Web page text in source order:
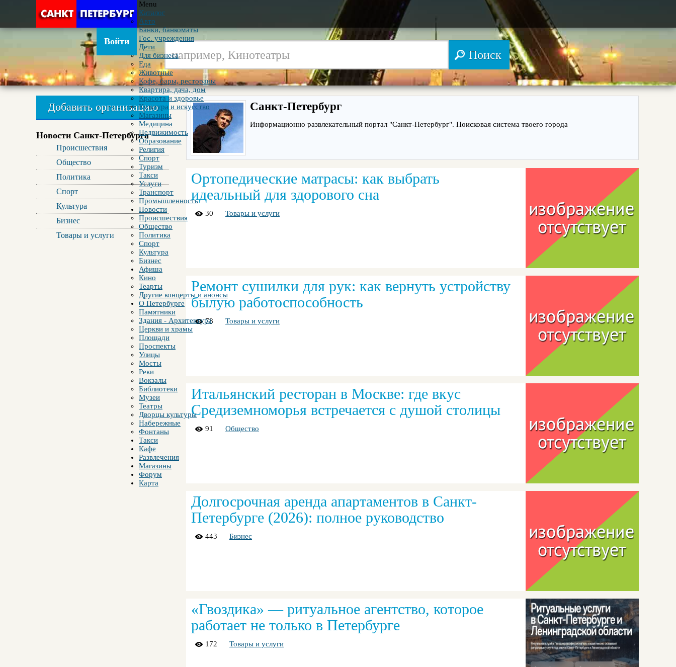
Menu
Каталог
Авто
Банки, банкоматы
Гос. учреждения
Дети
Для бизнеса
Еда
Животные
Кофе, бары, рестораны
Квартира, дача, дом
Красота и здоровье
Культура и искусство
Магазины
Медицина
Недвижимость
Образование
Религия
Спорт
Туризм
Такси
Услуги
Транспорт
Промышленность
Новости
Происшествия
Общество
Политика
Спорт
Культура
Бизнес
Афиша
Кино
Теарты
Другие концерты и анонсы
О Петербурге
Памятники
Здания - Архитектура
Церкви и храмы
Площади
Проспекты
Улицы
Мосты
Реки
Вокзалы
Библиотеки
Музеи
Театры
Дворцы культуры
Набережные
Фонтаны
Такси
Кафе
Развлечения
Магазины
Форум
Карта
Войти
Добавить организацию
Новости Санкт-Петербурга
Происшествия
Общество
Политика
Спорт
Культура
Бизнес
Товары и услуги
Санкт-Петербург
Информационно развлекательный портал "Санкт-Петербург". Поисковая система твоего города
Ортопедические матрасы: как выбрать
идеальный для здорового сна
30 Товары и услуги
Ремонт сушилки для рук: как вернуть устройству
былую работоспособность
78 Товары и услуги
Итальянский ресторан в Москве: где вкус
Средиземноморья встречается с душой столицы
91 Общество
Долгосрочная аренда апартаментов в Санкт-
Петербурге (2026): полное руководство
443 Бизнес
«Гвоздика» — ритуальное агентство, которое
работает не только в Петербурге
172 Товары и услуги